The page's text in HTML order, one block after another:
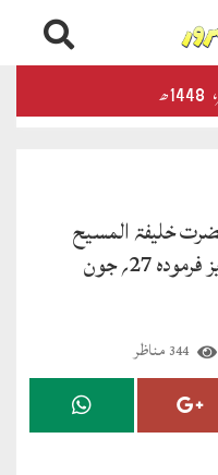
خلیفۃ المسیح
الخامس ایدہ اللہ تعالیٰ بنصرہ العزیز فرمودہ 27؍ جون
344 مناظر